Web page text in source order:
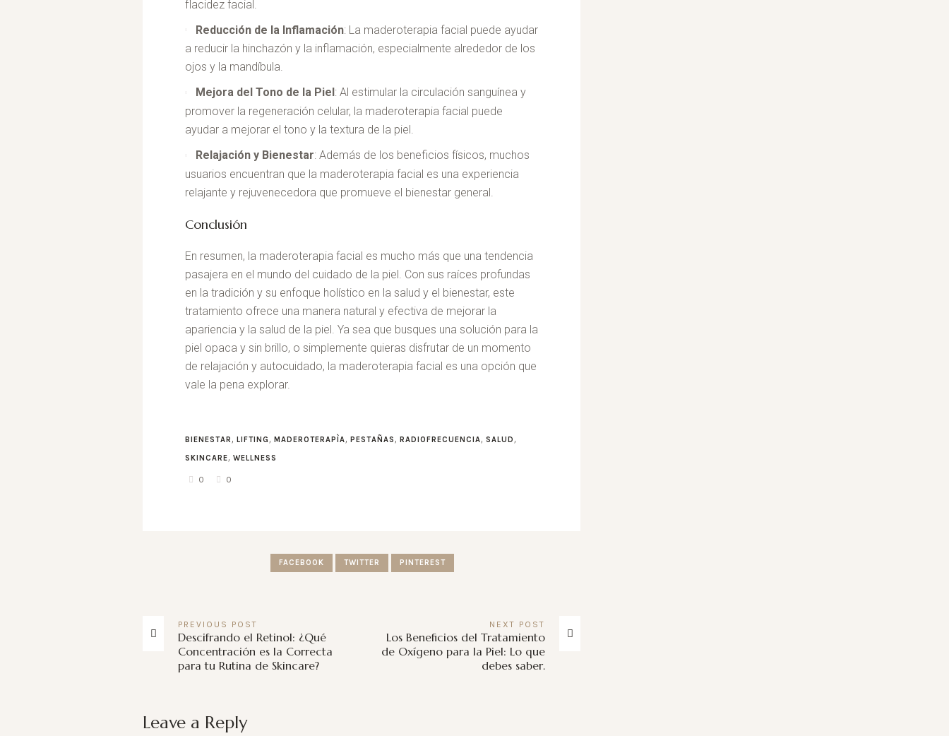
flacidez facial.
Reducción de la Inflamación: La maderoterapia facial puede ayudar
a reducir la hinchazón y la inflamación, especialmente alrededor de los
ojos y la mandíbula.
Mejora del Tono de la Piel : Al estimular la circulación sanguínea y
promover la regeneración celular, la maderoterapia facial puede
ayudar a mejorar el tono y la textura de la piel.
Relajación y Bienestar: Además de los beneficios físicos, muchos
usuarios encuentran que la maderoterapia facial es una experiencia
relajante y rejuvenecedora que promueve el bienestar general.
Conclusión
En resumen, la maderoterapia facial es mucho más que una tendencia
pasajera en el mundo del cuidado de la piel. Con sus raíces profundas
en la tradición y su enfoque holístico en la salud y el bienestar, este
tratamiento ofrece una manera natural y efectiva de mejorar la
apariencia y la salud de la piel. Ya sea que busques una solución para la
piel opaca y sin brillo, o simplemente quieras disfrutar de un momento
de relajación y autocuidado, la maderoterapia facial es una opción que
vale la pena explorar.
BIENESTAR , LIFTING , MADEROTERAPÌA, PESTAÑAS , RADIOFRECUENCIA, SALUD ,
SKINCARE, WELLNESS
0 0
FACEBOOK TWITTER PINTEREST
PREVIOUS POST
Descifrando el Retinol: ¿Qué
Concentración es la Correcta
para tu Rutina de Skincare?
NEXT POST
Los Beneficios del Tratamiento
de Oxígeno para la Piel: Lo que
debes saber.
Leave a Reply